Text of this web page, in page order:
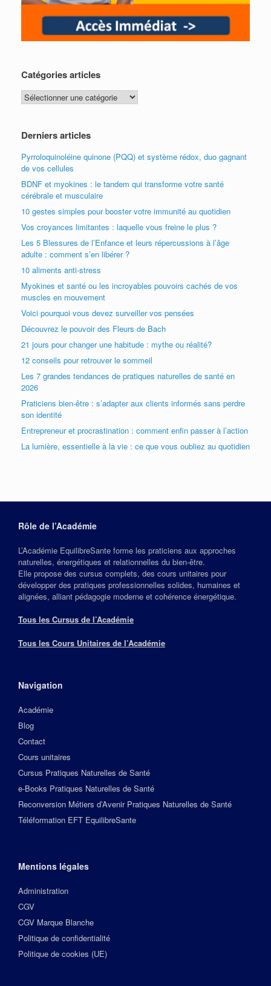
Catégories articles
Catégories
articles
Derniers articles
Pyrroloquinoléine quinone (PQQ) et système rédox, duo gagnant
de vos cellules
BDNF et myokines : le tandem qui transforme votre santé
cérébrale et musculaire
10 gestes simples pour booster votre immunité au quotidien
Vos croyances limitantes : laquelle vous freine le plus ?
Les 5 Blessures de l’Enfance et leurs répercussions à l’âge
adulte : comment s’en libérer ?
10 aliments anti-stress
Myokines et santé ou les incroyables pouvoirs cachés de vos
muscles en mouvement
Voici pourquoi vous devez surveiller vos pensées
Découvrez le pouvoir des Fleurs de Bach
21 jours pour changer une habitude : mythe ou réalité?
12 conseils pour retrouver le sommeil
Les 7 grandes tendances de pratiques naturelles de santé en
2026
Praticiens bien-être : s’adapter aux clients informés sans perdre
son identité
Entrepreneur et procrastination : comment enfin passer à l’action
La lumière, essentielle à la vie : ce que vous oubliez au quotidien
Rôle de l’Académie
L’Académie EquilibreSante forme les praticiens aux approches
naturelles, énergétiques et relationnelles du bien‑être.
Elle propose des cursus complets, des cours unitaires pour
développer des pratiques professionnelles solides, humaines et
alignées, alliant pédagogie moderne et cohérence énergétique.
Tous les Cursus de l’Académie
Tous les Cours Unitaires de l’Académie
Navigation
Académie
Blog
Contact
Cours unitaires
Cursus Pratiques Naturelles de Santé
e-Books Pratiques Naturelles de Santé
Reconversion Métiers d’Avenir Pratiques Naturelles de Santé
Téléformation EFT EquilibreSante
Mentions légales
Administration
CGV
CGV Marque Blanche
Politique de confidentialité
Politique de cookies (UE)